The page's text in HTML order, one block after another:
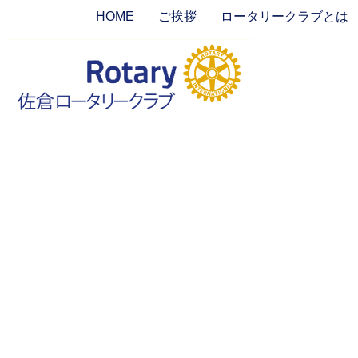
HOME ご挨拶 ロータリークラブとは